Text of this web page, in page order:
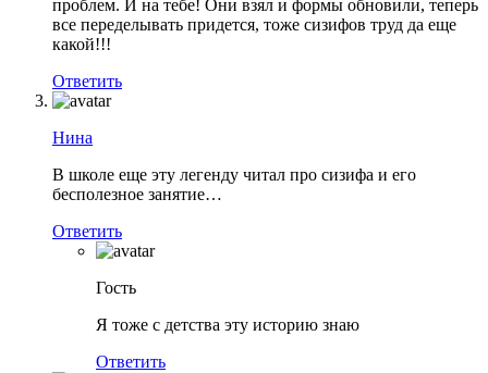
проблем. И на тебе! Они взял и формы обновили, теперь
все переделывать придется, тоже сизифов труд да еще
какой!!!
Ответить
Нина
В школе еще эту легенду читал про сизифа и его
бесполезное занятие…
Ответить
Гость
Я тоже с детства эту историю знаю
Ответить